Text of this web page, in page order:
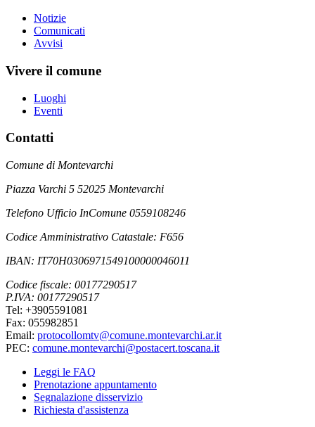
Notizie
Comunicati
Avvisi
Vivere il comune
Luoghi
Eventi
Contatti
Comune di Montevarchi
Piazza Varchi 5 52025 Montevarchi
Telefono Ufficio InComune 0559108246
Codice Amministrativo Catastale: F656
IBAN: IT70H0306971549100000046011
Codice fiscale: 00177290517
P.IVA: 00177290517
Tel: +3905591081
Fax: 055982851
Email: protocollomtv@comune.montevarchi.ar.it
PEC: comune.montevarchi@postacert.toscana.it
Leggi le FAQ
Prenotazione appuntamento
Segnalazione disservizio
Richiesta d'assistenza